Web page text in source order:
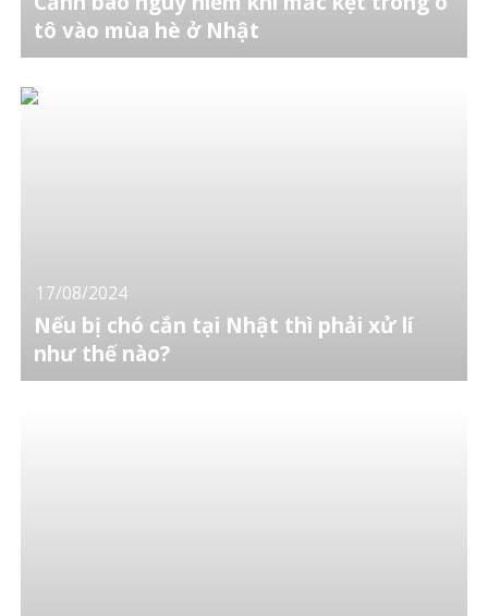
tô vào mùa hè ở Nhật
17/08/2024
Nếu bị chó cắn tại Nhật thì phải xử lí
như thế nào?